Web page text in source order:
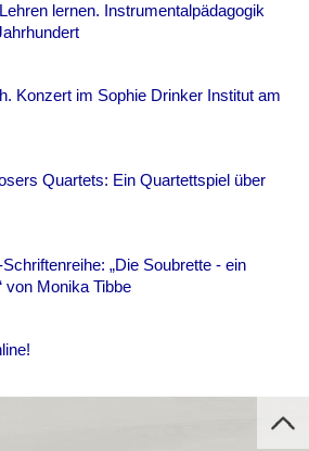
lernen. Instrumentalpädagogik
Konzert im Sophie Drinker Institut am
Quartets: Ein Quartettspiel über
„Die Soubrette - ein
von Monika Tibbe